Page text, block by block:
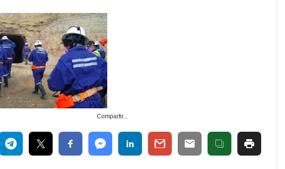
Compartir...